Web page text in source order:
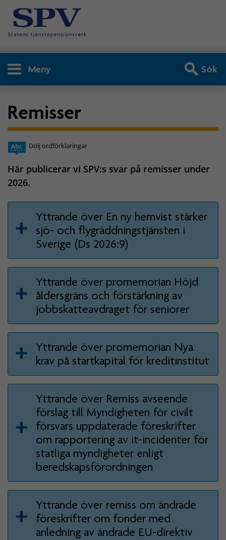
Meny Sök
Remisser
Dölj ordförklaringar
Här publicerar vi SPV:s svar på remisser under
2026.
Yttrande över En ny hemvist stärker
sjö- och flygräddningstjänsten i
Sverige (Ds 2026:9)
Yttrande över promemorian Höjd
åldersgräns och förstärkning av
jobbskatteavdraget för seniorer
Yttrande över promemorian Nya
krav på startkapital för kreditinstitut
Yttrande över Remiss avseende
förslag till Myndigheten för civilt
försvars uppdaterade föreskrifter
om rapportering av it-incidenter för
statliga myndigheter enligt
beredskapsförordningen
Yttrande över remiss om ändrade
föreskrifter om fonder med
anledning av ändrade EU-direktiv